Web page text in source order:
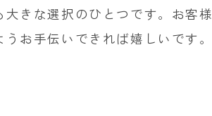
きな選択のひとつです。お客
お手伝いできれば嬉しいです。